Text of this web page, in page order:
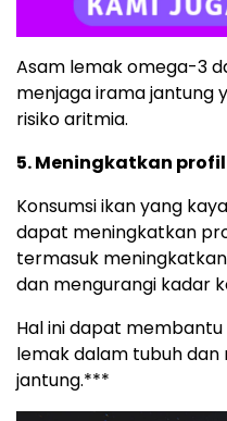
Asam lemak omega-3
menjaga irama jantung
risiko aritmia.
5. Meningkatkan
Konsumsi ikan yang
dapat meningkatkan
termasuk
dan mengurangi kadar
Hal ini dapat
lemak dalam tubuh dan
jantung.***